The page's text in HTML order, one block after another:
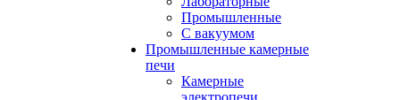
Промышленные
С вакуумом
Промышленные камерные
печи
Камерные
электропечи